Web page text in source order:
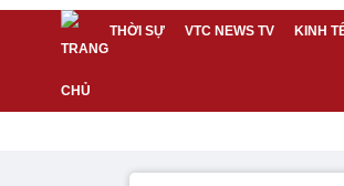
THỜI SỰ VTC NEWS TV KINH